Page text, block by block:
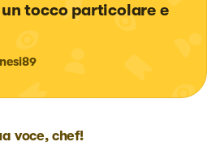
tocco particolare e
voce, chef!